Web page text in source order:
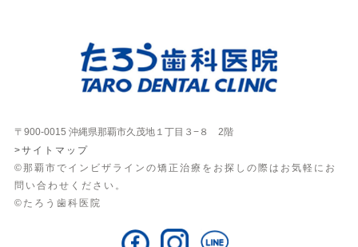
〒900-0015 沖縄県那覇市久茂地１丁目３−８ 2階
>サイトマップ
©那覇市でインビザラインの矯正治療をお探しの際はお気軽にお
問い合わせください。
©たろう歯科医院